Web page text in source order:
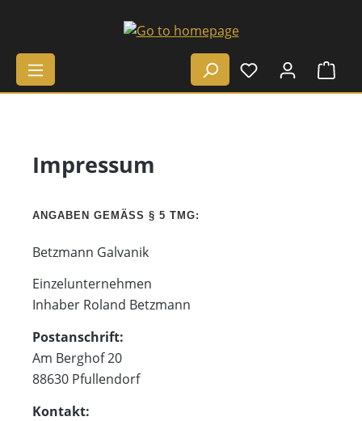
Skip to main content
Impressum
ANGABEN GEMÄSS § 5 TMG:
Betzmann Galvanik
Einzelunternehmen
Inhaber Roland Betzmann
Postanschrift:
Am Berghof 20
88630 Pfullendorf
Kontakt: